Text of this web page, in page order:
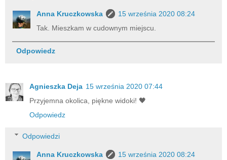
Anna Kruczkowska
15 września 2020 08:24
Tak. Mieszkam w cudownym miejscu.
Odpowiedz
Agnieszka Deja 15 września 2020 07:44
Przyjemna okolica, piękne widoki! 🖤
Odpowiedz
Odpowiedzi
Anna Kruczkowska
15 września 2020 08:24